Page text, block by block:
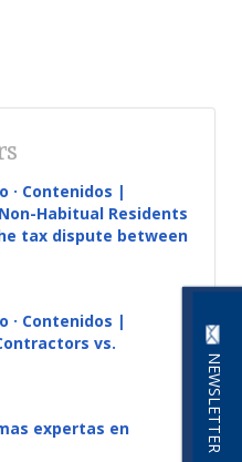
NEWSLETTER
· Contenidos |
Habitual Residents
tax dispute between
· Contenidos |
vs.
expertas en